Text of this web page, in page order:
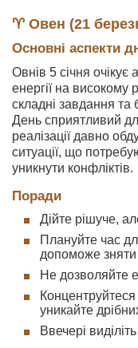
♈ Овен (21
Основні аспекти
Овнів 5 січня
енергії на високому
складні завдання та
День сприятливий
реалізації давно
ситуації, що
уникнути конфліктів.
Поради
Дійте рішуче,
Плануйте час
допоможе
Не дозволяйте
уникайте
Ввечері